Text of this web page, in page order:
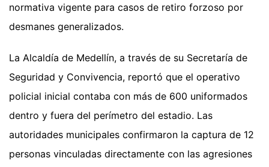
normativa vigente para casos de retiro forzoso por
desmanes generalizados.
La Alcaldía de Medellín, a través de su Secretaría de
Seguridad y Convivencia, reportó que el operativo
policial inicial contaba con más de 600 uniformados
dentro y fuera del perímetro del estadio. Las
autoridades municipales confirmaron la captura de 12
personas vinculadas directamente con las agresiones